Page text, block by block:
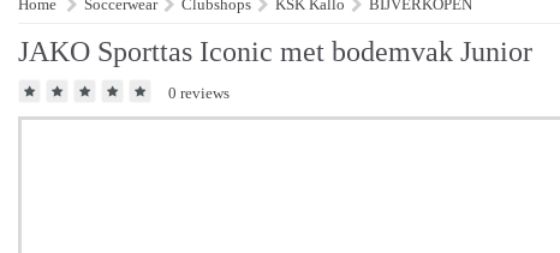
Home Soccerwear Clubshops KSK Kallo BIJVERKOPEN
JAKO Sporttas Iconic met bodemvak Junior
0 reviews